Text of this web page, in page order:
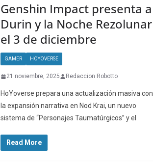
Genshin Impact presenta a
Durin y la Noche Rezolunar
el 3 de diciembre
GAMER HOYOVERSE
21 noviembre, 2025 Redaccion Robotto
HoYoverse prepara una actualización masiva con
la expansión narrativa en Nod Krai, un nuevo
sistema de “Personajes Taumatúrgicos” y el
Read More